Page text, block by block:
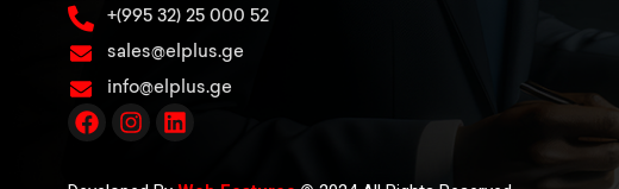
+(995 32) 25 000 52
sales@elplus.ge
info@elplus.ge